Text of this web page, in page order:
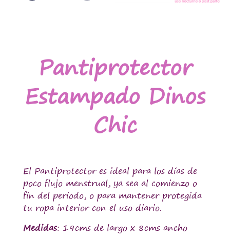
Pantiprotector
Estampado Dinos
Chic
El Pantiprotector es ideal para los días de
poco flujo menstrual, ya sea al comienzo o
fin del periodo, o para mantener protegida
tu ropa interior con el uso diario.
Medidas: 19cms de largo x 8cms ancho